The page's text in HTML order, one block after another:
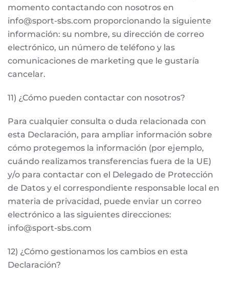
momento contactando con nosotros en
info@sport-sbs.com proporcionando la siguiente
información: su nombre, su dirección de correo
electrónico, un número de teléfono y las
comunicaciones de marketing que le gustaría
cancelar.
11) ¿Cómo pueden contactar con nosotros?
Para cualquier consulta o duda relacionada con
esta Declaración, para ampliar información sobre
cómo protegemos la información (por ejemplo,
cuándo realizamos transferencias fuera de la UE)
y/o para contactar con el Delegado de Protección
de Datos y el correspondiente responsable local en
materia de privacidad, puede enviar un correo
electrónico a las siguientes direcciones:
info@sport-sbs.com
12) ¿Cómo gestionamos los cambios en esta
Declaración?